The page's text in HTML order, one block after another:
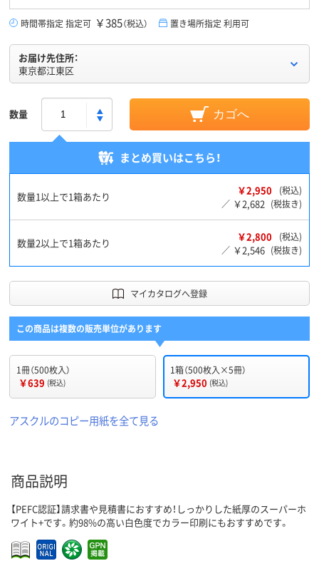
時間帯指定 指定可 ￥385（税込） 置き場所指定 利用可
お届け先住所：
東京都江東区
数量 カゴへ
まとめ買いはこちら！
数量1以上で1箱あたり ￥2,950
(税込)
／ ￥2,682 (税抜き)
数量2以上で1箱あたり ￥2,800
(税込)
／ ￥2,546 (税抜き)
マイカタログへ登録
この商品は複数の販売単位があります
1冊（500枚入）
￥639 (税込)
1箱（500枚入×5冊）
￥2,950 (税込)
アスクルのコピー用紙を全て見る
商品説明
【PEFC認証】請求書や見積書におすすめ！しっかりした紙厚のスーパーホ
ワイト+です。約98%の高い白色度でカラー印刷にもおすすめです。